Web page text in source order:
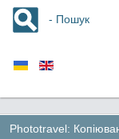
- Пошук
Phototravel: